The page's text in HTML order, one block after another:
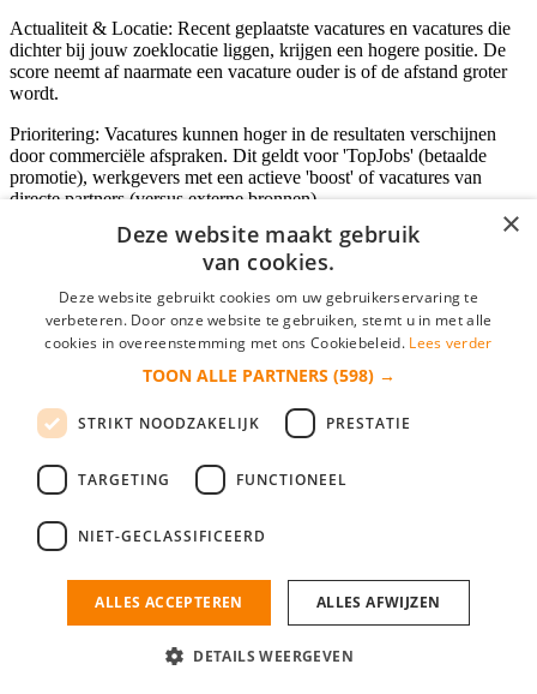
Actualiteit & Locatie: Recent geplaatste vacatures en vacatures die
dichter bij jouw zoeklocatie liggen, krijgen een hogere positie. De
score neemt af naarmate een vacature ouder is of de afstand groter
wordt.
Prioritering: Vacatures kunnen hoger in de resultaten verschijnen
door commerciële afspraken. Dit geldt voor 'TopJobs' (betaalde
promotie), werkgevers met een actieve 'boost' of vacatures van
directe partners (versus externe bronnen).
Inloggen als bedrijf
*
login gegevens onthouden
login
Bedrijf aanmelden
nieuwe collega/werknemer zo gevonden!
×
Deze website maakt gebruik
van cookies.
Deze website gebruikt cookies om uw gebruikerservaring te
verbeteren. Door onze website te gebruiken, stemt u in met alle
cookies in overeenstemming met ons Cookiebeleid. Lees verder
TOON ALLE PARTNERS (598) →
STRIKT NOODZAKELIJK PRESTATIE
TARGETING FUNCTIONEEL
NIET-GECLASSIFICEERD
ALLES ACCEPTEREN ALLES AFWIJZEN
DETAILS WEERGEVEN